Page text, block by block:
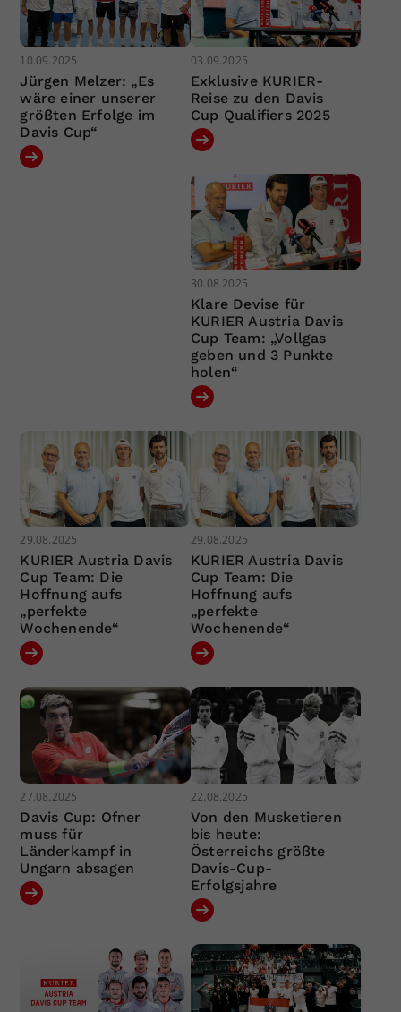
10.09.2025
Jürgen Melzer: „Es
wäre einer unserer
größten Erfolge im
Davis Cup“
03.09.2025
Exklusive KURIER-
Reise zu den Davis
Cup Qualifiers 2025
30.08.2025
Klare Devise für
KURIER Austria Davis
Cup Team: „Vollgas
geben und 3 Punkte
holen“
29.08.2025
KURIER Austria Davis
Cup Team: Die
Hoffnung aufs
„perfekte
Wochenende“
29.08.2025
KURIER Austria Davis
Cup Team: Die
Hoffnung aufs
„perfekte
Wochenende“
27.08.2025
Davis Cup: Ofner
muss für
Länderkampf in
Ungarn absagen
22.08.2025
Von den Musketieren
bis heute:
Österreichs größte
Davis-Cup-
Erfolgsjahre